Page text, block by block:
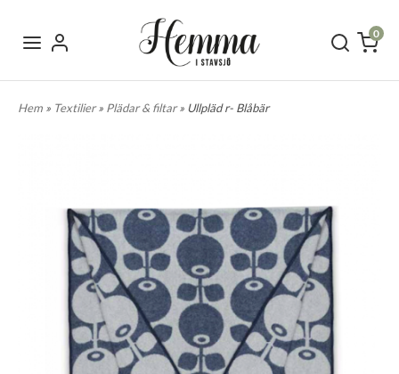
0
Hem » Textilier» Plädar & filtar» Ullpläd r- Blåbär